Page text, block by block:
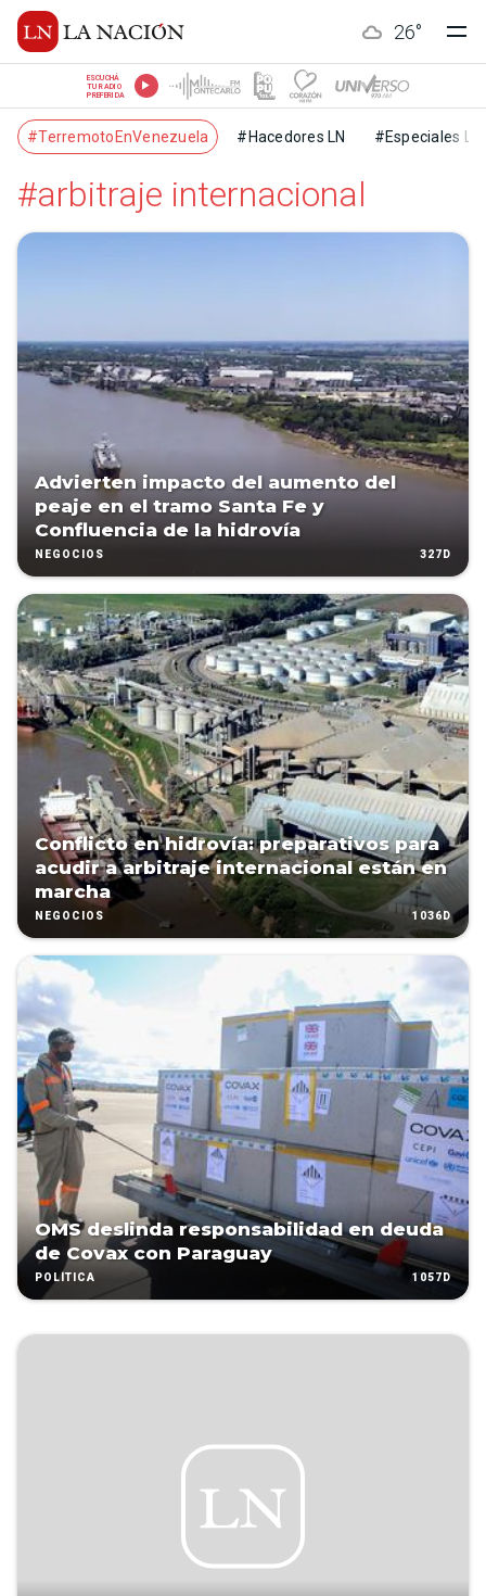
26°
ESCUCHÁ
TU RADIO
PREFERIDA
#TerremotoEnVenezuela #Hacedores LN #Especiales LN
#arbitraje internacional
Advierten impacto del aumento del
peaje en el tramo Santa Fe y
Confluencia de la hidrovía
NEGOCIOS 327D
Conflicto en hidrovía: preparativos para
acudir a arbitraje internacional están en
marcha
NEGOCIOS 1036D
OMS deslinda responsabilidad en deuda
de Covax con Paraguay
POLÍTICA 1057D